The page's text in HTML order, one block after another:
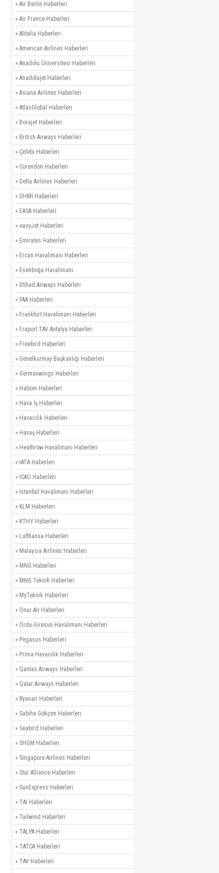
» Air Berlin Haberleri
» Air France Haberleri
» Alitalia Haberleri
» American Airlines Haberleri
» Anadolu Üniversitesi Haberleri
» Anadolujet Haberleri
» Asiana Airlines Haberleri
» AtlasGlobal Haberleri
» Borajet Haberleri
» British Airways Haberleri
» Çelebi Haberleri
» Corendon Haberleri
» Delta Airlines Haberleri
» DHMİ Haberleri
» EASA Haberleri
» easyJet Haberleri
» Emirates Haberleri
» Ercan Havalimanı Haberleri
» Esenboğa Havalimanı
» Etihad Airways Haberleri
» FAA Haberleri
» Frankfurt Havalimanı Haberleri
» Fraport TAV Antalya Haberleri
» Freebird Haberleri
» Genelkurmay Başkanlığı Haberleri
» Germanwings Haberleri
» Habom Haberleri
» Hava İş Haberleri
» Havacılık Haberleri
» Havaş Haberleri
» Heathrow Havalimanı Haberleri
» IATA Haberleri
» ICAO Haberleri
» İstanbul Havalimanı Haberleri
» KLM Haberleri
» KTHY Haberleri
» Lufthansa Haberleri
» Malaysia Airlines Haberleri
» MNG Haberleri
» MNG Teknik Haberleri
» MyTeknik Haberleri
» Onur Air Haberleri
» Ordu-Giresun Havalimanı Haberleri
» Pegasus Haberleri
» Prima Havacılık Haberleri
» Qantas Airways Haberleri
» Qatar Airways Haberleri
» Ryanair Haberleri
» Sabiha Gökçen Haberleri
» Seabird Haberleri
» SHGM Haberleri
» Singapore Airlines Haberleri
» Star Alliance Haberleri
» SunExpress Haberleri
» TAI Haberleri
» Tailwind Haberleri
» TALPA Haberleri
» TATCA Haberleri
» TAV Haberleri